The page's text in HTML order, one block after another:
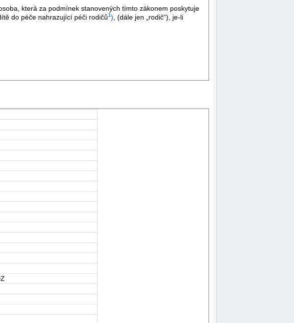
která za podmínek stanovených tímto zákonem poskytuje
do péče nahrazující péči rodičů1 ) , (dále jen „rodič“), je-li